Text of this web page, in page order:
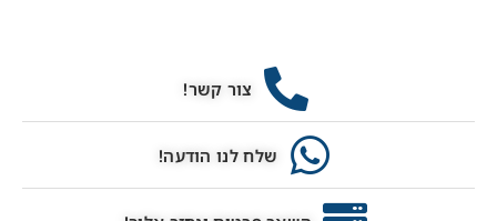
צור קשר!
שלח לנו הודעה!